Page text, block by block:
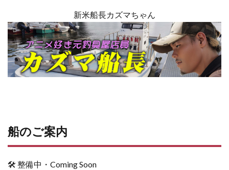
新米船長カズマちゃん
船のご案内
🛠 整備中・Coming Soon